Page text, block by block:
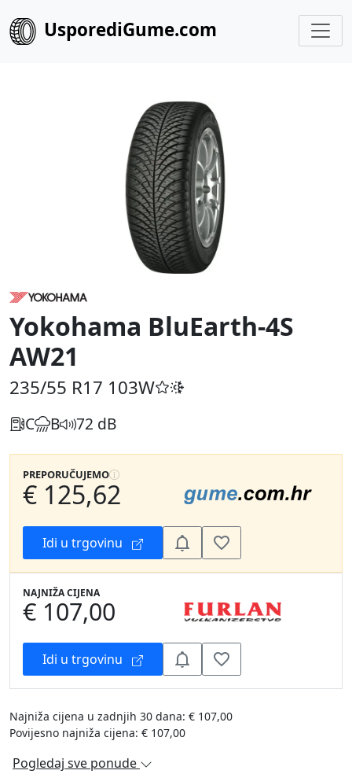
UsporediGume.com
Yokohama BluEarth-4S
AW21
235/55 R17 103W
C B 72 dB
PREPORUČUJEMO
€ 125,62
Idi u trgovinu
NAJNIŽA CIJENA
€ 107,00
Idi u trgovinu
Najniža cijena u zadnjih 30 dana: € 107,00
Povijesno najniža cijena: € 107,00
Pogledaj sve ponude